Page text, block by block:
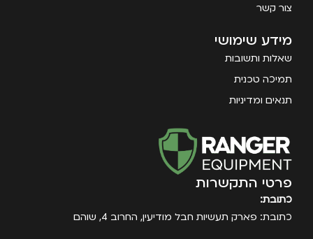
צור קשר
מידע שימושי
שאלות ותשובות
תמיכה טכנית
תנאים ומדיניות
פרטי התקשרות
כתובת:
כתובת: פארק תעשיות חבל מודיעין, החרוב 4, שוהם